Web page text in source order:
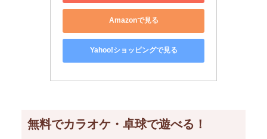
Amazonで見る
Yahoo!ショッピングで見る
無料でカラオケ・卓球で遊べる！